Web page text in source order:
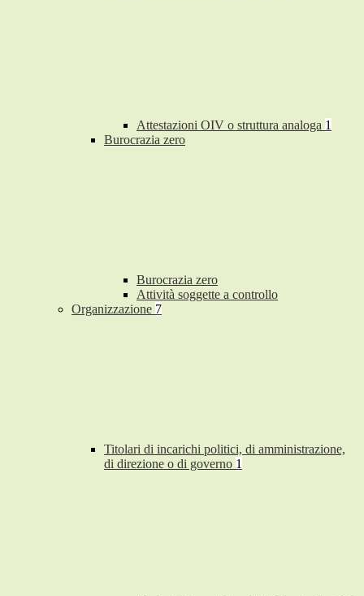
Attestazioni OIV o struttura analoga 1
Burocrazia zero
Burocrazia zero
Attività soggette a controllo
Organizzazione 7
Titolari di incarichi politici, di amministrazione,
di direzione o di governo 1